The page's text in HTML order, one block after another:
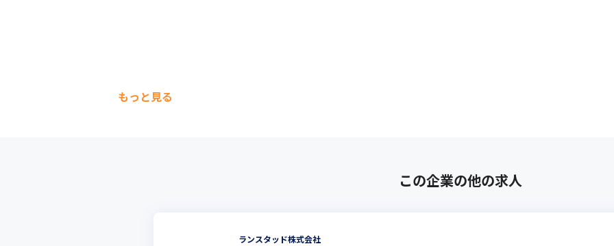
もっと見る
この企業の他の求人
ランスタッド株式会社